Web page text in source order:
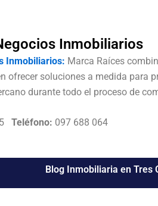
Inmobiliarios
Inmobiliarios: Marca Raíces
ofrecer soluciones a medida para
durante todo el proceso de
Teléfono: 097 688 064
Blog Inmobiliaria en Tres